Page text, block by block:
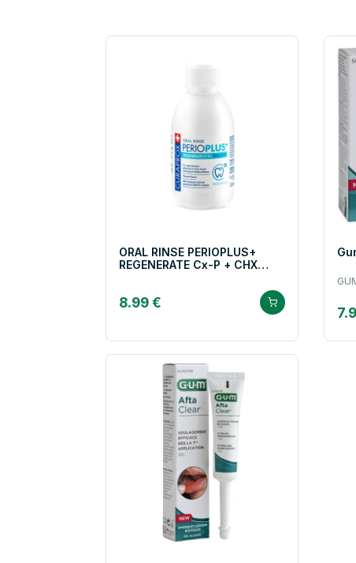
ORAL RINSE PERIOPLUS+
REGENERATE Cx-P + CHX
8.99 €